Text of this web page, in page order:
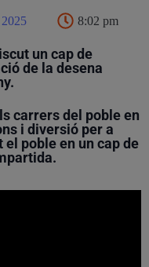
8:02 pm
un cap de
de la desena
carrers del poble en
i diversió per a
poble en un cap de